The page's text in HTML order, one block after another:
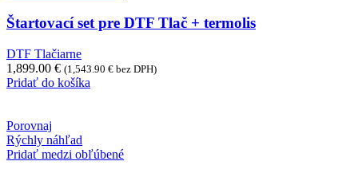
Štartovací set pre DTF Tlač + termolis
DTF Tlačiarne
1,899.00 € (1,543.90 € bez DPH)
Pridať do košíka
Porovnaj
Rýchly náhľad
Pridať medzi obľúbené